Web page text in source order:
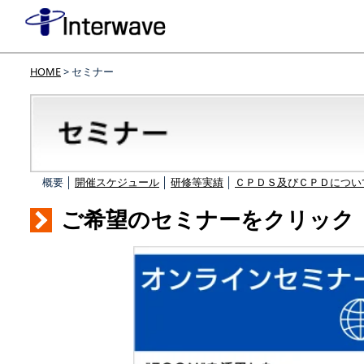
HOME> セミナー
概要 │ 開催スケジュール 研修等実績 ＣＰＤＳ及びＣＰＤにつ
ご希望のセミナーをクリック